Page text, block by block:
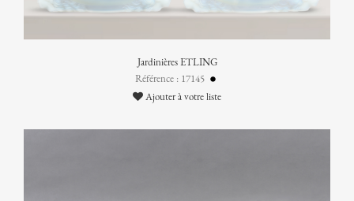
Jardinières ETLING
Référence : 17145
Ajouter à votre liste